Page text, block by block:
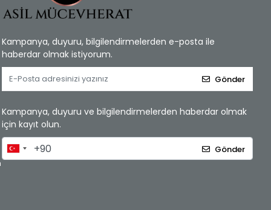
Kampanya, duyuru, bilgilendirmelerden e-posta ile
haberdar olmak istiyorum.
Gönder
Kampanya, duyuru ve bilgilendirmelerden haberdar olmak
için kayıt olun.
Gönder